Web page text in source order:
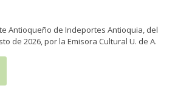
Antioqueño de Indeportes Antioquia, del
de 2026, por la Emisora Cultural U. de A.